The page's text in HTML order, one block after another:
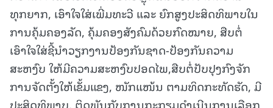
ທຸກຍາກ, ເອົາໃຈໃສ່ເພີ່ມທະວີ ແລະ ຍົກສູງປະສິດທິພາບໃນ
ການຄຸ້ມຄອງລັດ, ຄຸ້ມຄອງສັງຄົມດ້ວຍກົດໝາຍ, ສືບຕໍ່
ເອົາໃຈໃສ່ຊີ້ນຳວຽກງານປ້ອງກັນຊາດ-ປ້ອງກັນຄວາມ
ສະຫງົບ ໃຫ້ມີຄວາມສະຫງົບປອດໄພ,ສືບຕໍ່ປັບປຸງກົງຈັກ
ການຈັດຕັ້ງໃຫ້ເຂັ້ມແຂງ, ໜັກແໜ້ນ ຕາມທິດກະທັດຮັດ, ມີ
ປະສິດທິພາບ, ຕິດພັນກັບການກະກຽມດຳເນີນການເລືອກ